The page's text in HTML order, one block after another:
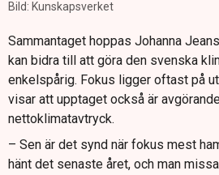
Bild: Kunskapsverket
Sammantaget hoppas Johanna
kan bidra till att göra den svenska
enkelspårig. Fokus ligger oftast på
visar att upptaget också är
nettoklimatavtryck.
– Sen är det synd när fokus mest
hänt det senaste året, och man